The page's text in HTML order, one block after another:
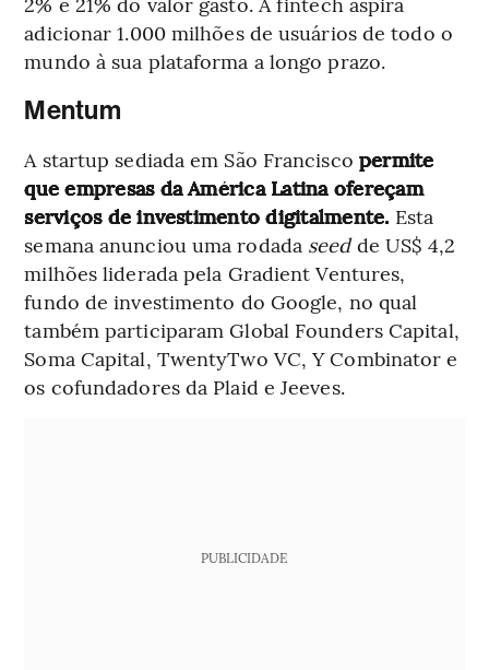
adicionar 1.000 milhões de usuários de todo o
mundo à sua plataforma a longo prazo.
Mentum
A startup sediada em São Francisco permite
que empresas da América Latina ofereçam
serviços de investimento digitalmente. Esta
semana anunciou uma rodada seedde US$ 4,2
milhões liderada pela Gradient Ventures,
fundo de investimento do Google, no qual
também participaram Global Founders Capital,
Soma Capital, TwentyTwo VC, Y Combinator e
os cofundadores da Plaid e Jeeves.
PUBLICIDADE